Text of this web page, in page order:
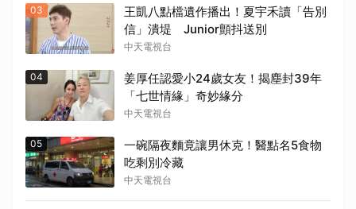
03
王凱八點檔遺作播出！夏宇禾讀「告別
信」潰堤 Junior顫抖送別
中天電視台
04
姜厚任認愛小24歲女友！揭塵封39年
「七世情緣」奇妙緣分
中天電視台
05
一碗隔夜麵竟讓男休克！醫點名5食物
吃剩別冷藏
中天電視台